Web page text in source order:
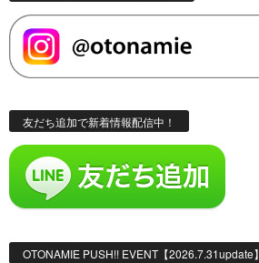
友だち追加で新着情報配信中！
OTONAMIE PUSH!! EVENT【2026.7.31update】